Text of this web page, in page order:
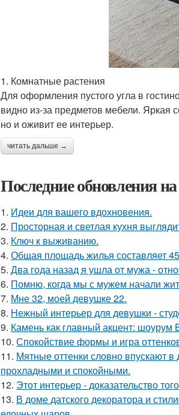
1. Комнатные растения
Для оформления пустого угла в
видно из-за предметов мебели. Яркая
но и оживит ее интерьер.
читать дальше →
Последние обновления на
1. Идеи для вашего вдохновения.
2. Просторная и светлая кухня
3. Ключ к выживанию.
4. Общая площадь жилья составляет
5. Два года назад я ушла от мужа -
6. Помню, когда мы с мужем начали
7. Мне 32, моей девушке 22.
8. Нежный интерьер для девушки -
9. Камень как главный акцент: шоурум
10. Спокойствие формы и игра
11. Мятные оттенки словно впускают
прохладными и спокойными.
12. Этот интерьер - доказательство
13. В доме датского декоратора и